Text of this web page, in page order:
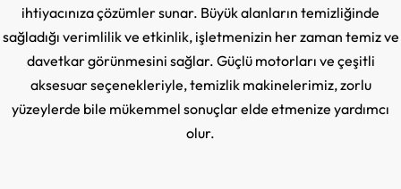
ihtiyacınıza çözümler sunar. Büyük alanların temizliğinde
sağladığı verimlilik ve etkinlik, işletmenizin her zaman temiz ve
davetkar görünmesini sağlar. Güçlü motorları ve çeşitli
aksesuar seçenekleriyle, temizlik makinelerimiz, zorlu
yüzeylerde bile mükemmel sonuçlar elde etmenize yardımcı
olur.